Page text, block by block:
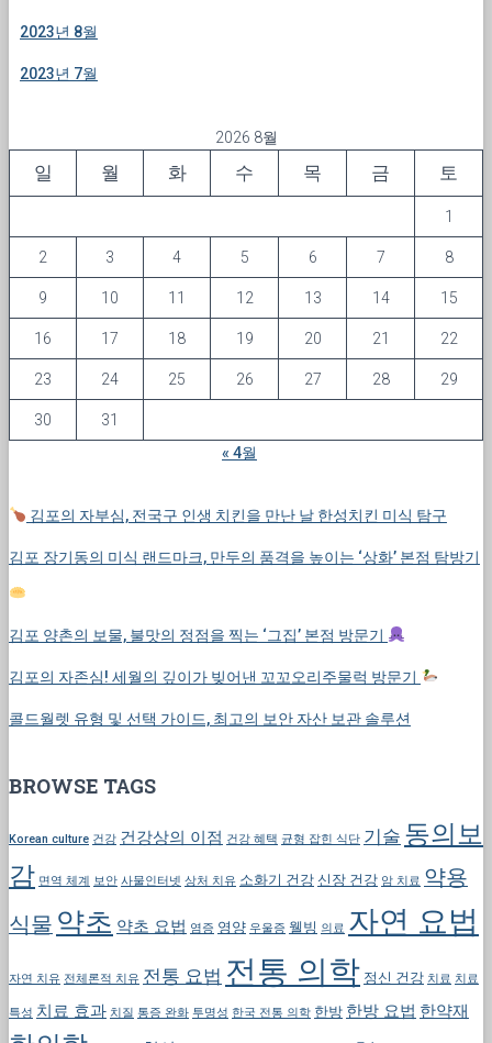
2023년 8월
2023년 7월
2026 8월
일 월 화 수 목 금 토
1
2 3 4 5 6 7 8
9 10 11 12 13 14 15
16 17 18 19 20 21 22
23 24 25 26 27 28 29
30
31
« 4월
김포의 자부심, 전국구 인생 치킨을 만난 날 한성치킨 미식 탐구
김포 장기동의 미식 랜드마크, 만두의 품격을 높이는 ‘상화’ 본점 탐방기
김포 양촌의 보물, 불맛의 정점을 찍는 ‘그집’ 본점 방문기
김포의 자존심! 세월의 깊이가 빚어낸 꼬꼬오리주물럭 방문기
콜드월렛 유형 및 선택 가이드, 최고의 보안 자산 보관 솔루션
BROWSE TAGS
Korean culture 건강 건강상의 이점 건강 혜택 균형 잡힌 식단 기술 동의보
감 면역 체계 보안 사물인터넷 상처 치유 소화기 건강 신장 건강 암 치료 약용
식물 약초 약초 요법 염증 영양 우울증 웰빙 의료 자연 요법
자연 치유 전체론적 치유 전통 요법 전통 의학 정신 건강 치료 치료
특성 치료 효과 치질 통증 완화 투명성 한국 전통 의학 한방 한방 요법 한약재